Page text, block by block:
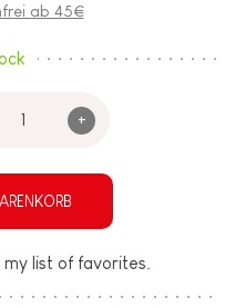
ab 45€
+
list of favorites.